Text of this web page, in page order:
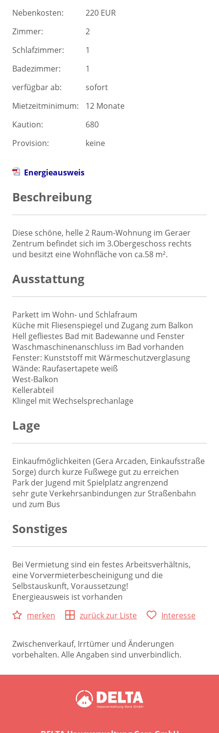
Nebenkosten:
220 EUR
Zimmer:
2
Schlafzimmer:
1
Badezimmer:
1
verfügbar ab:
sofort
Mietzeitminimum:
12 Monate
Kaution:
680
Provision:
keine
Energieausweis
Beschreibung
Diese schöne, helle 2 Raum-Wohnung im Geraer
Zentrum befindet sich im 3.Obergeschoss rechts
und besitzt eine Wohnfläche von ca.58 m².
Ausstattung
Parkett im Wohn- und Schlafraum
Küche mit Fliesenspiegel und Zugang zum Balkon
Hell gefliestes Bad mit Badewanne und Fenster
Waschmaschinenanschluss im Bad vorhanden
Fenster: Kunststoff mit Wärmeschutzverglasung
Wände: Raufasertapete weiß
West-Balkon
Kellerabteil
Klingel mit Wechselsprechanlage
Lage
Einkaufmöglichkeiten (Gera Arcaden, Einkaufsstraße
Sorge) durch kurze Fußwege gut zu erreichen
Park der Jugend mit Spielplatz angrenzend
sehr gute Verkehrsanbindungen zur Straßenbahn
und zum Bus
Sonstiges
Bei Vermietung sind ein festes Arbeitsverhältnis,
eine Vorvermieterbescheinigung und die
Selbstauskunft, Voraussetzung!
Energieausweis ist vorhanden
merken
zurück zur Liste Interesse
Zwischenverkauf, Irrtümer und Änderungen
vorbehalten. Alle Angaben sind unverbindlich.